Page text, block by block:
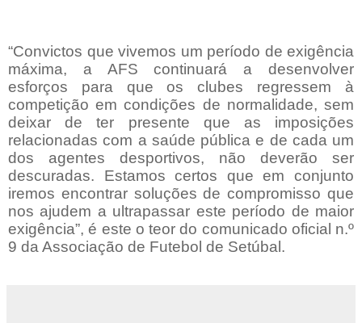
“Convictos que vivemos um período de exigência
máxima, a AFS continuará a desenvolver
esforços para que os clubes regressem à
competição em condições de normalidade, sem
deixar de ter presente que as imposições
relacionadas com a saúde pública e de cada um
dos agentes desportivos, não deverão ser
descuradas. Estamos certos que em conjunto
iremos encontrar soluções de compromisso que
nos ajudem a ultrapassar este período de maior
exigência”, é este o teor do comunicado oficial n.º
9 da Associação de Futebol de Setúbal.